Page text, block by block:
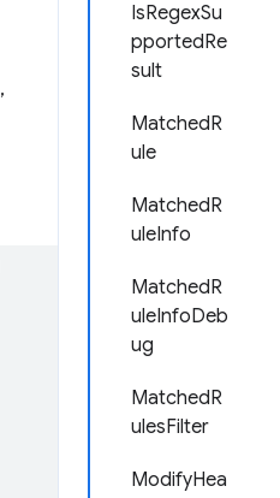
IsRegexSu
pportedRe
sult
MatchedR
ule
MatchedR
uleInfo
MatchedR
uleInfoDeb
ug
MatchedR
ulesFilter
ModifyHea
,